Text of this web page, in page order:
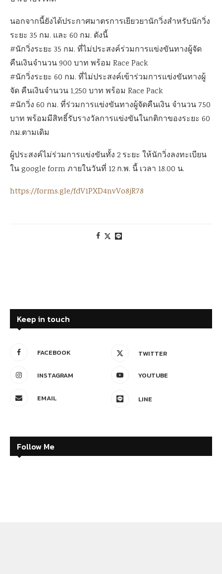
นอกจากนี้ยังได้ประกาศมาตรการเยียวยานักวิ่งสำหรับนักวิ่ง
ระยะ 35 กม. และ 60 กม. ดังนี้
#นักวิ่งระยะ 35 กม. ที่ไม่ประสงค์ร่วมการแข่งขันทางผู้จัด
คืนเงินจำนวน 900 บาท พร้อม Race Pack
#นักวิ่งระยะ 60 กม. ที่ไม่ประสงค์เข้าร่วมการแข่งขันทางผู้
จัด คืนเงินจำนวน 1,250 บาท พร้อม Race Pack
#นักวิ่ง 60 กม. ที่ร่วมการแข่งขันทางผู้จัดคืนเงิน จำนวน 750
บาท พร้อมมีสิทธิ์รับรางวัลการแข่งขันในกติกาของระยะ 60
กม.ตามเดิม
ผู้ประสงค์ไม่ร่วมการแข่งขันทั้ง 2 ระยะ ให้นักวิ่งลงทะเบียน
ใน google form ภายในวันที่ 12 ก.พ. นี้ เวลา 18.00 น.
https://forms.gle/fdV1PXD4nvVo8jR78
Keep in touch
FACEBOOK TWITTER
INSTAGRAM YOUTUBE
EMAIL LINE
Follow Me